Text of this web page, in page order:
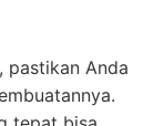
pastikan Anda